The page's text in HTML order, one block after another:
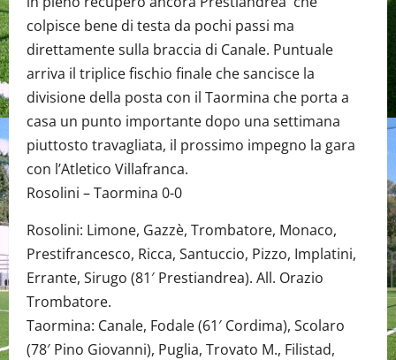
colpisce bene di testa da pochi passi ma
direttamente sulla braccia di Canale. Puntuale
arriva il triplice fischio finale che sancisce la
divisione della posta con il Taormina che porta a
casa un punto importante dopo una settimana
piuttosto travagliata, il prossimo impegno la gara
con l’Atletico Villafranca.
Rosolini – Taormina 0-0
Rosolini: Limone, Gazzè, Trombatore, Monaco,
Prestifrancesco, Ricca, Santuccio, Pizzo, Implatini,
Errante, Sirugo (81′ Prestiandrea). All. Orazio
Trombatore.
Taormina: Canale, Fodale (61′ Cordima), Scolaro
(78′ Pino Giovanni), Puglia, Trovato M., Filistad,